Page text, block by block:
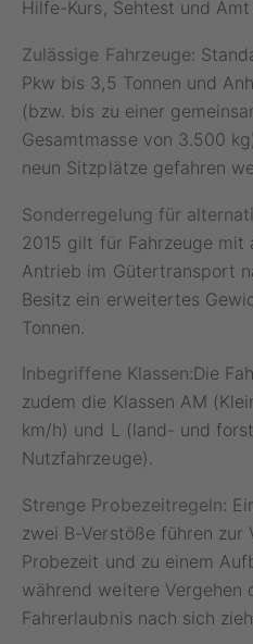
Hilfe-Kurs, Sehtest und
Zulässige Fahrzeuge:
Pkw bis 3,5 Tonnen und
(bzw. bis zu einer
Gesamtmasse von 3.500
neun Sitzplätze gefahren
Sonderregelung für
2015 gilt für Fahrzeuge mit
Antrieb im Gütertransport
Besitz ein erweitertes
Tonnen.
Inbegriffene Klassen:Die
zudem die Klassen AM
km/h) und L (land- und
Nutzfahrzeuge).
Strenge Probezeitregeln:
zwei B-Verstöße führen zur
Probezeit und zu einem
während weitere Vergehen
Fahrerlaubnis nach sich